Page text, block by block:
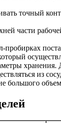
точный
части
из
большого